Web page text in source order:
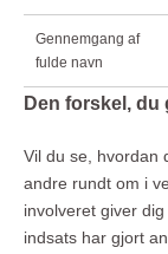
Gennemgang af
fulde navn
Den forskel, du
Vil du se, hvordan
andre rundt om i
involveret giver
indsats har gjort